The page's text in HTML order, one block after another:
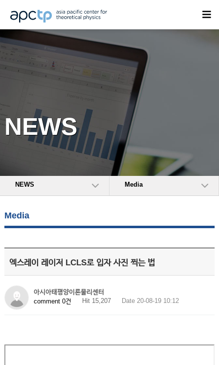
NEWS
NEWS Media
Media
엑스레이 레이저 LCLS로 입자 사진 찍는 법
아시아태평양이론물리센터
comment 0건
Hit 15,207 Date 20-08-19 10:12